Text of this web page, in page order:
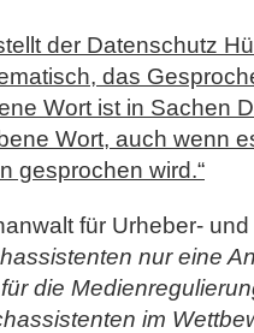
der Datenschutz
das
Wort ist in Sachen
Wort, auch wenn
gesprochen wird.“
für Urheber-
nur eine
die
im